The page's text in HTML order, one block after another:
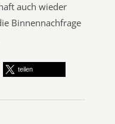
auch wieder
Binnennachfrage
teilen